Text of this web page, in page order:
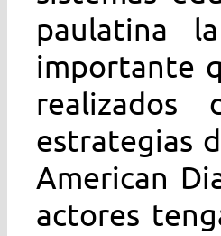
paulatina
importante
estrategias
American
actores